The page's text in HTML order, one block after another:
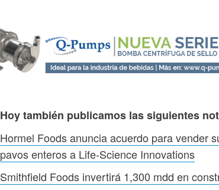
Hoy también publicamos las siguientes
Hormel Foods anuncia acuerdo para vender
pavos enteros a Life-Science Innovations
Smithfield Foods invertirá 1,300 mdd en